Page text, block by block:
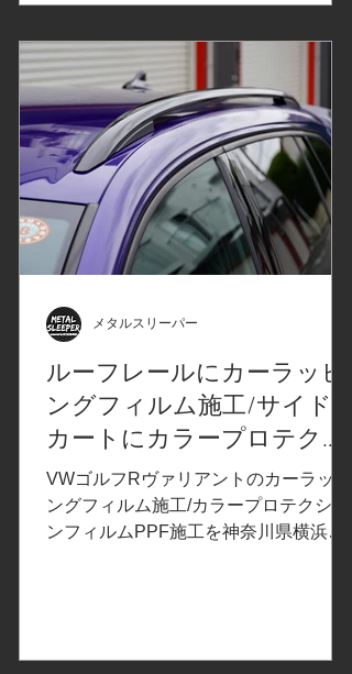
ピングフィルムはこちら↓ XPELエクス
フィルム 「オブシディアンブラッ
ク」ボンネットに施工 ウォッシャーノ
ズルの取り外し、ネンダー処理で異物
の除去、コーティングを残す軽研磨 フ
ィルム施工後、取り外したパーツの組
付け フィルム施工箇所をコーティング
仕上げ Before After Before After この度
は、スマート フォーツークーペのカー
ラッピングフィルム施工/カラープロテ
ただきありがとうございました、また
ラッピング/飛び石保護/飛び石防止/プ
ロテクションフィルムPPFの施工は、
メタルスリーパーへお気軽にお問合せ
模原市中央区相模原6-11-13 SAGA
ルーフレールにカーラッピ
ングフィルム施工/サイドス
カートにカラープロテクシ
ョンフィルム施
工/Volkswagen Golf R Variant
フォルクスワーゲンゴルフ
VWゴルフRヴァリアントのカーラッピ
ングフィルム施工/カラープロテクショ
ンフィルムPPF施工を神奈川県横浜市
PPF施工。事前の打ち合わせで決定し
メタルスリーパー